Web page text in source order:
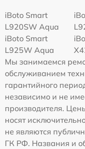
iBoto Smart
L920SW Aqua
iBoto Smart
L925W Aqua
Мы занимаемся
обслуживанием
гарантийного
независимо и не
производителя.
носят
не являются
ГК РФ. Названия и